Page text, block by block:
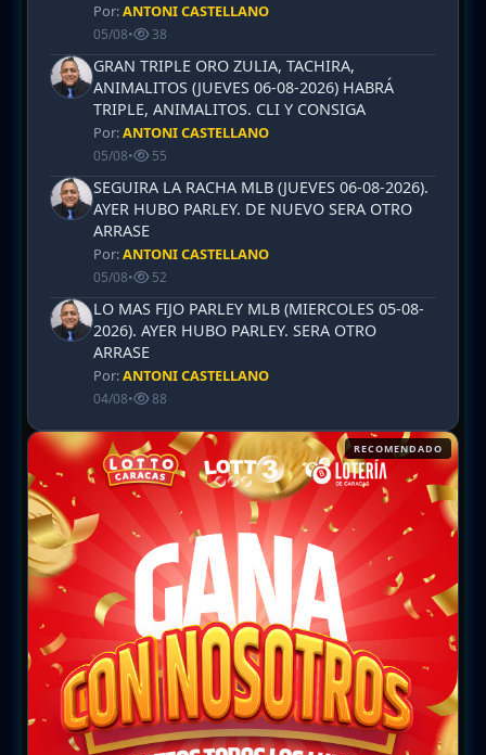
Por:ANTONI CASTELLANO
05/08• 38
GRAN TRIPLE ORO ZULIA, TACHIRA,
ANIMALITOS (JUEVES 06-08-2026) HABRÁ
TRIPLE, ANIMALITOS. CLI Y CONSIGA
Por:ANTONI CASTELLANO
05/08• 55
SEGUIRA LA RACHA MLB (JUEVES 06-08-2026).
AYER HUBO PARLEY. DE NUEVO SERA OTRO
ARRASE
Por:ANTONI CASTELLANO
05/08• 52
LO MAS FIJO PARLEY MLB (MIERCOLES 05-08-
2026). AYER HUBO PARLEY. SERA OTRO
ARRASE
Por:ANTONI CASTELLANO
04/08• 88
RECOMENDADO